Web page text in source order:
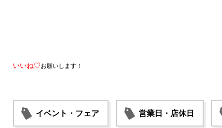
いいね♡お願いします！
イベント・フェア 営業日・店休日